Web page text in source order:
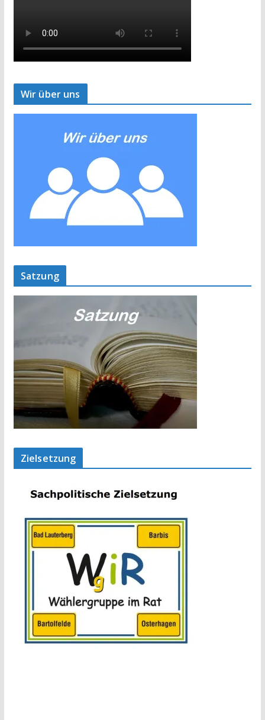
Wir über uns
Satzung
Zielsetzung